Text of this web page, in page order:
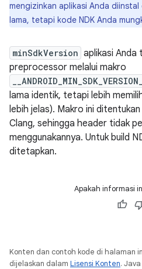
mengizinkan aplikasi Anda
lama, tetapi kode NDK Anda
minSdkVersion aplikasi Anda
preprocessor melalui makro
__ANDROID_MIN_SDK_VERSION__
lama identik, tetapi lebih
lebih jelas). Makro ini
Clang, sehingga header tidak
menggunakannya. Untuk build
ditetapkan.
Apakah informasi
Konten dan contoh kode di halaman
dijelaskan dalam Lisensi Konten.